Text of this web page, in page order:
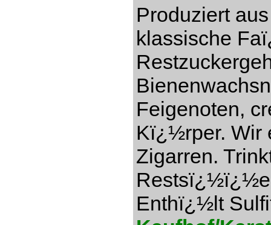
Produziert
klassische
Feigenoten,
Kï¿½rper. Wir
Zigarren.
Restsï¿½ï¿½e
Enthï¿½lt